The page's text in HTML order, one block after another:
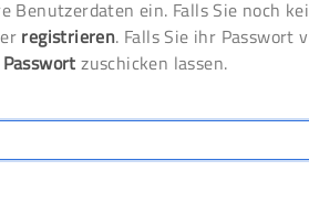
Benutzerdaten ein. Falls Sie noch
registrieren. Falls Sie ihr Passwort
zuschicken lassen.